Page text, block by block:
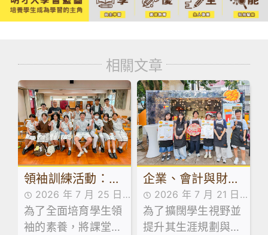
相關文章
領袖訓練活動：訓
導組舉辦學生領袖
系列工作坊
2026 年 7 月 25 日
活動花絮
為了全面培育學生領
袖的素養，將課堂知
企業、會計與財務
概論科及基本商業
科活動：走進維園
2026 年 7 月 21 日
活動花絮
為了擴闊學生視野並
提升其生涯規劃與創